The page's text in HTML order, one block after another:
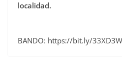
localidad.
BANDO: https://bit.ly/